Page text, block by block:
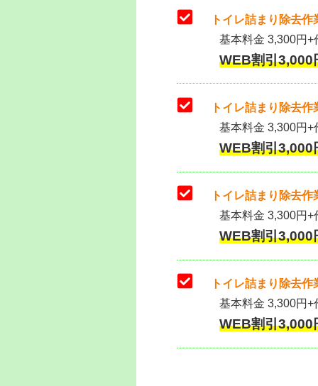
トイレ詰まり除去作
基本料金 3,300円+
WEB割引
トイレ詰まり除去
基本料金 3,300円+
WEB割引
トイレ詰まり除去
基本料金 3,300円+
WEB割引
トイレ詰まり除去
基本料金 3,300円+
WEB割引